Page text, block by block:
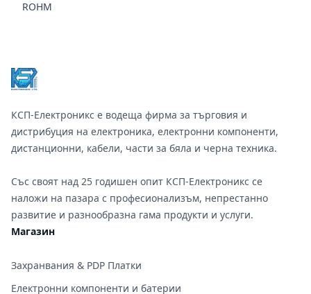
ROHM
КСП-Електроникс е водеща фирма за търговия и
дистрибуция на електроника, електронни компоненти,
дистанционни, кабели, части за бяла и черна техника.
Със своят над 25 годишен опит КСП-Електроникс се
наложи на пазара с професионализъм, непрестанно
развитие и разнообразна гама продукти и услуги.
Магазин
Захранвания & PDP Платки
Електронни компоненти и батерии